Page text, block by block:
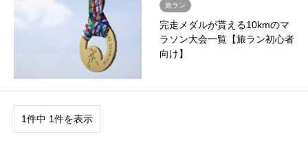
旅ラン
完走メダルが貰える10kmのマ
ラソン大会一覧【旅ラン初心者
向け】
1件中 1件を表示